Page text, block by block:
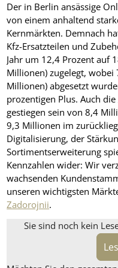
Der in Berlin ansässige
von einem anhaltend
Kernmärkten. Demnach
Kfz-Ersatzteilen und
Jahr um 12,4 Prozent auf
Millionen) zugelegt,
Millionen) abgesetzt
prozentigen Plus. Auch
gestiegen sein von 8,4
9,3 Millionen im
Digitalisierung, der
Sortimentserweiterung
Kennzahlen wider: Wir
wachsenden
unseren wichtigsten
Zadorojnii.
Sie sind noch kein